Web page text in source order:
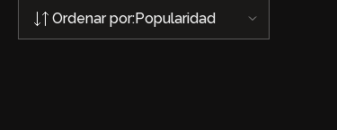
Ordenar por:Popularidad